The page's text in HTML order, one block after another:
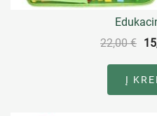
22,00€
Į